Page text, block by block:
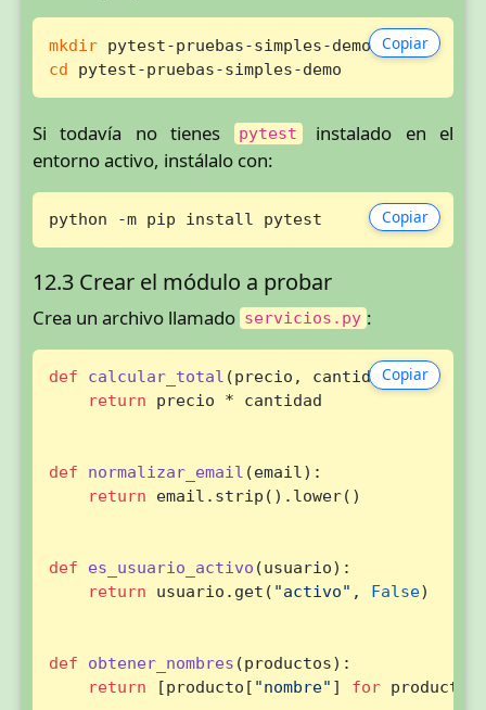
Copiar
mkdir
pytest-pruebas-simples-demo
cd pytest-pruebas-simples-demo
Si todavía no tienes pytest instalado en el
entorno activo, instálalo con:
Copiar
python -m pip install pytest
12.3 Crear el módulo a probar
Crea un archivo llamado servicios.py :
Copiar
def calcular_total (precio, cantidad):
return precio * cantidad
def normalizar_email (email):
return email.strip().lower()
def es_usuario_activo (usuario):
return usuario.get( "activo" , False)
def obtener_nombres (productos):
return [producto[ "nombre" ] for producto